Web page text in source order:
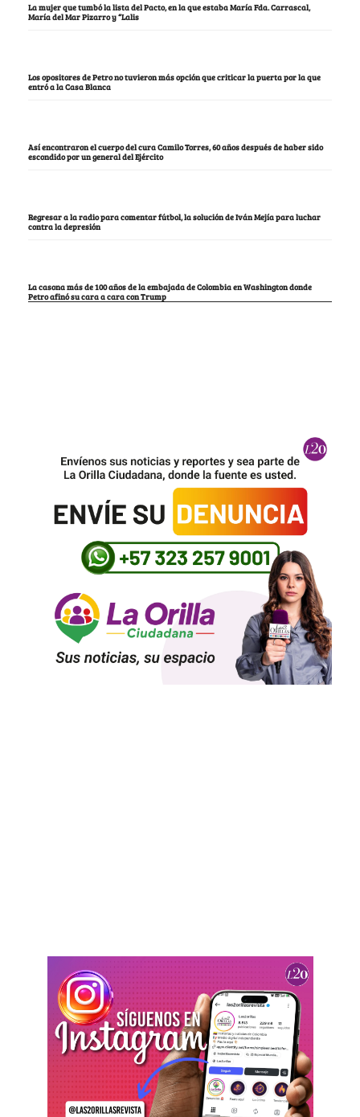
La mujer que tumbó la lista del Pacto, en la que estaba María Fda. Carrascal,
María del Mar Pizarro y “Lalis
Los opositores de Petro no tuvieron más opción que criticar la puerta por la que
entró a la Casa Blanca
Así encontraron el cuerpo del cura Camilo Torres, 60 años después de haber sido
escondido por un general del Ejército
Regresar a la radio para comentar fútbol, la solución de Iván Mejía para luchar
contra la depresión
La casona más de 100 años de la embajada de Colombia en Washington donde
Petro afinó su cara a cara con Trump